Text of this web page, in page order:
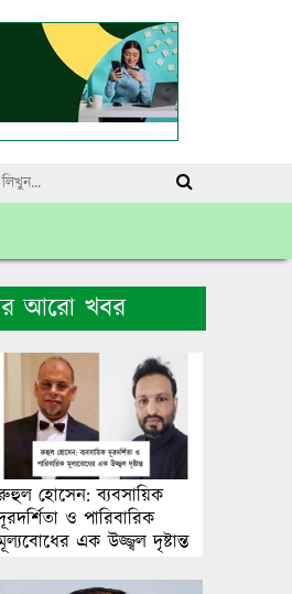
আরো খবর
হোসেন: ব্যবসায়িক
ও পারিবারিক
এক উজ্জ্বল দৃষ্টান্ত